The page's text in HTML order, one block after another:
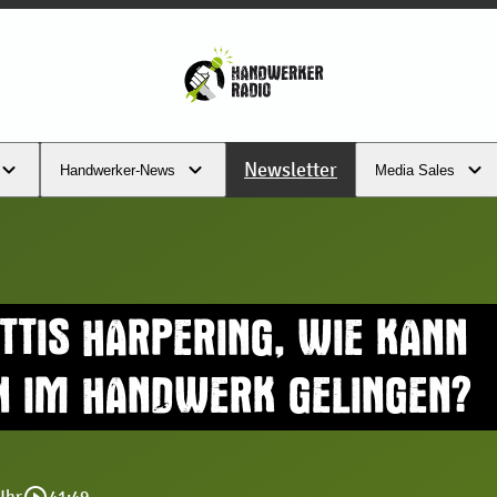
Handwerker-News Newsletter Media Sales
HARPERING, WIE KANN
IM HANDWERK GELINGEN?